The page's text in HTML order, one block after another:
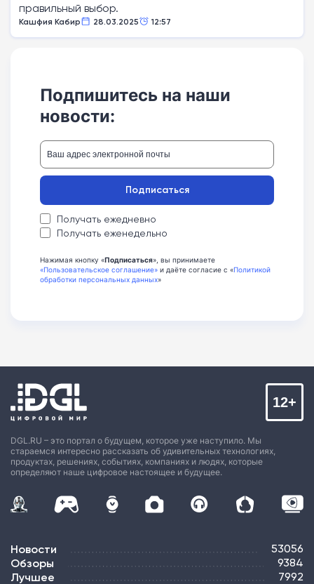
правильный выбор.
Кашфия Кабир 28.03.2025 12:57
Подпишитесь на наши
новости:
Получать ежедневно
Получать еженедельно
Подписаться
Нажимая кнопку «Подписаться», вы принимаете
«Пользовательское соглашение» и даёте согласие с «Политикой
обработки персональных данных»
DGL.RU – это портал о будущем, которое уже наступило. Мы
стараемся интересно рассказать об удивительных технологиях,
продуктах, решениях, событиях, компаниях и людях, которые
определяют наше цифровое настоящее и будущее.
12+
Новости 53056
Обзоры 9384
Лучшее 7992